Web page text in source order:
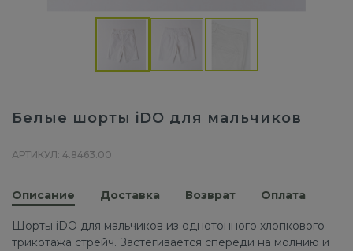
Белые шорты iDO для мальчиков
АРТИКУЛ: 4.8463.00
Описание Доставка Возврат Оплата
Шорты iDO для мальчиков из однотонного хлопкового
трикотажа стрейч. Застегивается спереди на молнию и